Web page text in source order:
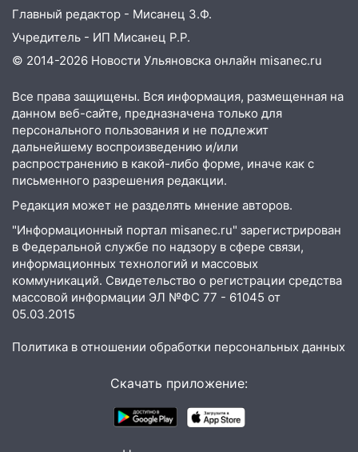
09:41 Диана Шурыгина уверовала в
Бога в СИЗО
09:35 В Ульяновске директора фирмы
млн рублей
08:22 Подросток на питбайке сбил
велосипедистку: пострадали двое
07:20 Жара возвращается: ожидается
знойный и сухой четверг
пострадал 38-летний водитель
иномарки
05:00 «Каждая пятая женщина и каждый
второй мужчина в мире сталкиваются с
алопецией»: врач рассказал, чем может
справиться
Гороскоп на 7 августа: пятница
отличные шансы исправить старые
Главный редактор - Мисанец З.Ф.
Учредитель - ИП Мисанец Р.Р.
© 2014-2026 Новости Ульяновска онлайн misanec.ru
Все права защищены. Вся информация, размещенная на
данном веб-сайте, предназначена только для
персонального пользования и не подлежит
дальнейшему воспроизведению и/или
распространению в какой-либо форме, иначе как с
письменного разрешения редакции.
Редакция может не разделять мнение авторов.
"Информационный портал misanec.ru" зарегистрирован
в Федеральной службе по надзору в сфере связи,
информационных технологий и массовых
коммуникаций. Свидетельство о регистрации средства
массовой информации ЭЛ №ФС 77 - 61045 от
05.03.2015
Политика в отношении обработки персональных данных
Скачать приложение: